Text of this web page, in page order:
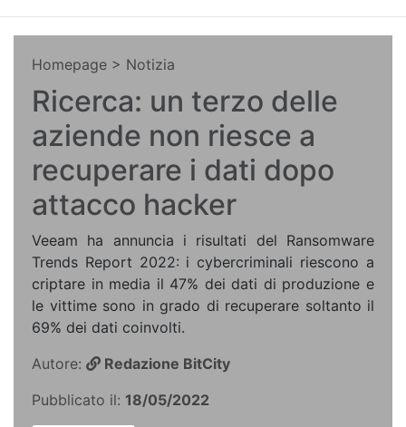
Homepage > Notizia
Ricerca: un terzo delle
aziende non riesce a
recuperare i dati dopo
attacco hacker
Veeam ha annuncia i risultati del Ransomware
Trends Report 2022: i cybercriminali riescono a
criptare in media il 47% dei dati di produzione e
le vittime sono in grado di recuperare soltanto il
69% dei dati coinvolti.
Autore:
Redazione BitCity
Pubblicato il: 18/05/2022